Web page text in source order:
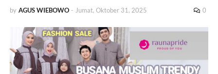
by AGUS WIEBOWO - Jumat, Oktober 31, 2025 0